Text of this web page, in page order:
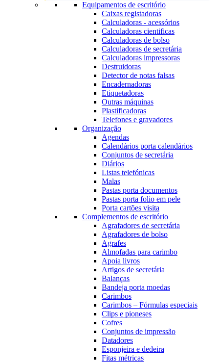
Equipamentos de escritório
Caixas registadoras
Calculadoras - acessórios
Calculadoras cientificas
Calculadoras de bolso
Calculadoras de secretária
Calculadoras impressoras
Destruidoras
Detector de notas falsas
Encadernadoras
Etiquetadoras
Outras máquinas
Plastificadoras
Telefones e gravadores
Organização
Agendas
Calendários porta calendários
Conjuntos de secretária
Diários
Listas telefónicas
Malas
Pastas porta documentos
Pastas porta folio em pele
Porta cartões visita
Complementos de escritório
Agrafadores de secretária
Agrafadores de bolso
Agrafes
Almofadas para carimbo
Apoia livros
Artigos de secretária
Balanças
Bandeja porta moedas
Carimbos
Carimbos – Fórmulas especiais
Clips e pioneses
Cofres
Conjuntos de impressão
Datadores
Esponjeira e dedeira
Fitas métricas